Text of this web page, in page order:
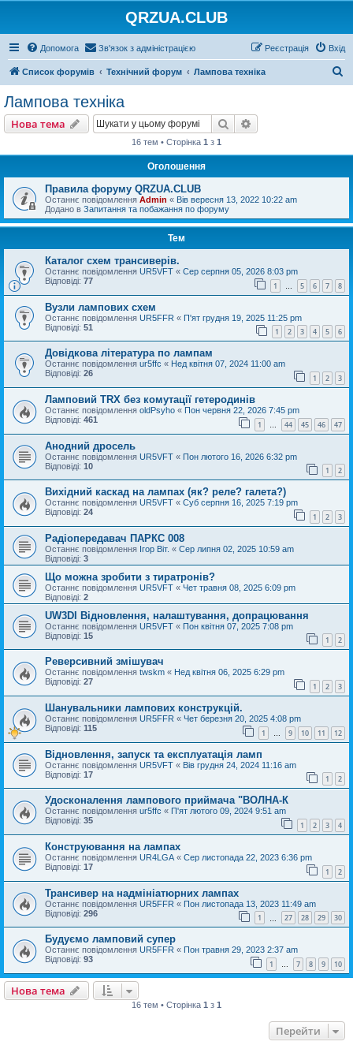
QRZUA.CLUB
Допомога Зв'язок з адміністрацією Вхід
Реєстрація
Список форумів Технічний форум Лампова техніка
Лампова техніка
Нова тема Пошук
16 тем • Сторінка 1 з 1
Оголошення
Правила форуму QRZUA.CLUB
Останнє повідомлення Admin « Вів вересня 13, 2022 10:22 am
Додано в Запитання та побажання по форуму
Тем
Каталог схем трансиверів.
Останнє повідомлення UR5VFT « Сер серпня 05, 2026 8:03 pm
Відповіді: 77 1 … 5 6 7 8
Вузли лампових схем
Останнє повідомлення UR5FFR « П'ят грудня 19, 2025 11:25 pm
Відповіді: 51 1 2 3 4 5 6
Довідкова література по лампам
Останнє повідомлення ur5ffc « Нед квітня 07, 2024 11:00 am
Відповіді: 26 1 2 3
Ламповий TRX без комутації гетеродинів
Останнє повідомлення oldPsyho « Пон червня 22, 2026 7:45 pm
Відповіді: 461 1 … 44 45 46 47
Анодний дросель
Останнє повідомлення UR5VFT « Пон лютого 16, 2026 6:32 pm
Відповіді: 10 1 2
Вихідний каскад на лампах (як? реле? галета?)
Останнє повідомлення UR5VFT « Суб серпня 16, 2025 7:19 pm
Відповіді: 24 1 2 3
Радіопередавач ПАРКС 008
Останнє повідомлення Ігор Віт. « Сер липня 02, 2025 10:59 am
Відповіді: 3
Що можна зробити з тиратронів?
Останнє повідомлення UR5VFT « Чет травня 08, 2025 6:09 pm
Відповіді: 2
UW3DI Відновлення, налаштування, допрацювання
Останнє повідомлення UR5VFT « Пон квітня 07, 2025 7:08 pm
Відповіді: 15 1 2
Реверсивний змішувач
Останнє повідомлення twskm « Нед квітня 06, 2025 6:29 pm
Відповіді: 27 1 2 3
Шанувальники лампових конструкцій.
Останнє повідомлення UR5FFR « Чет березня 20, 2025 4:08 pm
Відповіді: 115 1 … 9 10 11 12
Відновлення, запуск та експлуатація ламп
Останнє повідомлення UR5VFT « Вів грудня 24, 2024 11:16 am
Відповіді: 17 1 2
Удосконалення лампового приймача "ВОЛНА-К
Останнє повідомлення ur5ffc « П'ят лютого 09, 2024 9:51 am
Відповіді: 35 1 2 3 4
Конструювання на лампах
Останнє повідомлення UR4LGA « Сер листопада 22, 2023 6:36 pm
Відповіді: 17 1 2
Трансивер на надмініатюрних лампах
Останнє повідомлення UR5FFR « Пон листопада 13, 2023 11:49 am
Відповіді: 296 1 27 28 29 30
Будуємо ламповий супер
Останнє повідомлення UR5FFR « Пон травня 29, 2023 2:37 am
Відповіді: 93 1 … 7 8 9 10
Нова тема
16 тем • Сторінка 1 з 1
Перейти